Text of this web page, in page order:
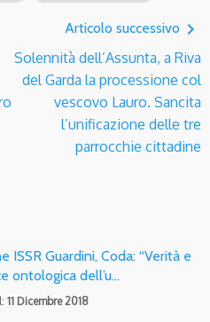
Articolo successivo navigate_next
Solennità dell’Assunta, a Riva
del Garda la processione col
vescovo Lauro. Sancita
l’unificazione delle tre
parrocchie cittadine
ISSR Guardini, Coda: “Verità e
ontologica dell’u…
11 Dicembre 2018